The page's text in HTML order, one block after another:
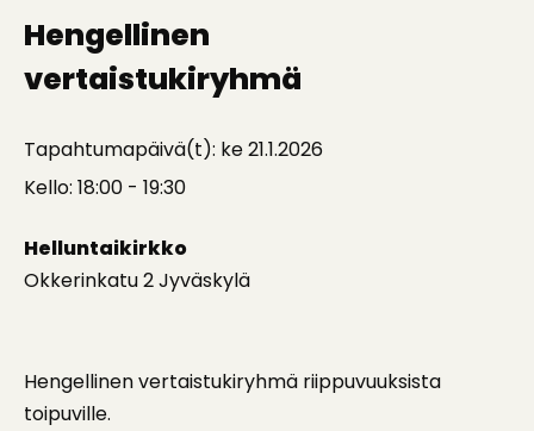
Hengellinen
vertaistukiryhmä
Tapahtumapäivä(t): ke 21.1.2026
Kello: 18:00 - 19:30
Helluntaikirkko
Okkerinkatu 2 Jyväskylä
Hengellinen vertaistukiryhmä riippuvuuksista
toipuville.